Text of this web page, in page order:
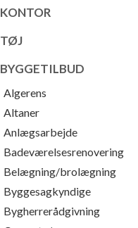
KONTOR
TØJ
BYGGETILBUD
Algerens
Altaner
Anlægsarbejde
Badeværelsesrenovering
Belægning/brolægning
Byggesagkyndige
Bygherrerådgivning